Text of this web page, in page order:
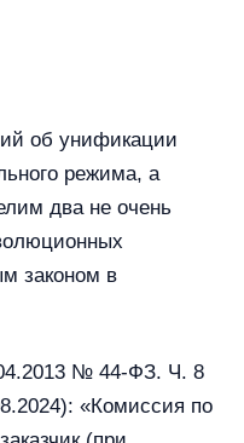
об унификации
режима, а
два не очень
законом в
№ 44-ФЗ. Ч. 8
«Комиссия по